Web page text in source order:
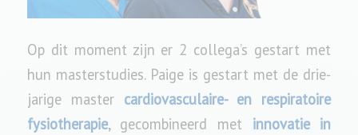
Op dit moment zijn er 2 collega’s gestart met
hun masterstudies. Paige is gestart met de drie-
jarige master cardiovasculaire- en respiratoire
fysiotherapie, gecombineerd met innovatie in